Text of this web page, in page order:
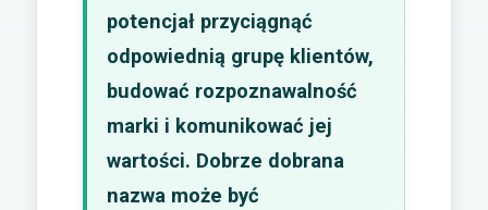
potencjał przyciągnąć
odpowiednią grupę klientów,
budować rozpoznawalność
marki i komunikować jej
wartości. Dobrze dobrana
nazwa może być